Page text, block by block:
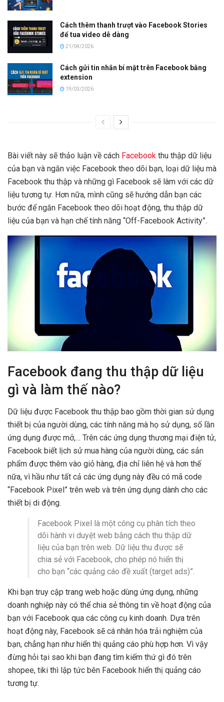
Cách thêm thanh trượt vào Facebook Stories
để tua video dễ dàng
21/04/2026
Cách gửi tin nhắn bí mật trên Facebook bằng
extension
19/03/2026
Bài viết này sẽ thảo luận về cách Facebook thu thập dữ liệu
của bạn và ngăn việc Facebook theo dõi bạn, loại dữ liệu mà
Facebook thu thập và những gì Facebook sẽ làm với các dữ
liệu tương tự. Hơn nữa, mình cũng sẽ hướng dẫn bạn các
bước để ngăn Facebook theo dõi hoạt động, thu thập dữ
liệu của bạn và hạn chế tính năng “Off-Facebook Activity”.
Facebook đang thu thập dữ liệu
gì và làm thế nào?
Dữ liệu được Facebook thu thập bao gồm thời gian sử dụng
thiết bị của người dùng, các tính năng mà họ sử dụng, số lần
ứng dụng được mở,… Trên các ứng dụng thương mại điện tử,
Facebook biết lịch sử mua hàng của người dùng, các sản
phẩm được thêm vào giỏ hàng, địa chỉ liên hệ và hơn thế
nữa, vì hầu như tất cả các ứng dụng này đều có mã code
“Facebook Pixel” trên web và trên ứng dụng dành cho các
thiết bị di động.
Facebook Pixel là một công cụ phân tích theo
dõi hành vi duyệt web bằng cách thu thập dữ
liệu của bạn trên web. Dữ liệu thu được sẽ
chia sẻ với Facebook, cho phép nó hiển thị
cho bạn “các quảng cáo đề xuất (target ads)”.
Khi bạn truy cập trang web hoặc dùng ứng dụng, những
doanh nghiệp này có thể chia sẻ thông tin về hoạt động của
bạn với Facebook qua các công cụ kinh doanh. Dựa trên
hoạt động này, Facebook sẽ cá nhân hóa trải nghiệm của
bạn, chẳng hạn như hiển thị quảng cáo phù hợp hơn. Vì vậy
đừng hỏi tại sao khi bạn đang tìm kiếm thứ gì đó trên
shopee, tiki thì lập tức bên Facebook hiển thị quảng cáo
tương tự.